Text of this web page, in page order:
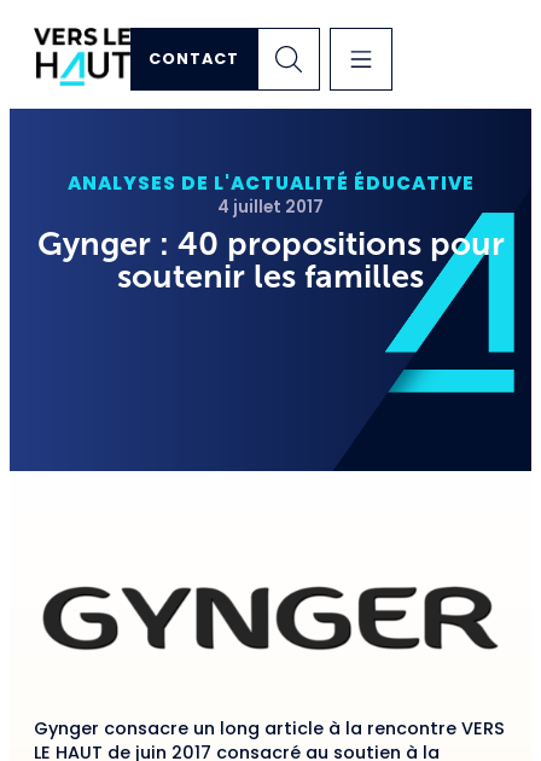
CONTACT
ANALYSES DE L'ACTUALITÉ ÉDUCATIVE
4 juillet 2017
Gynger : 40 propositions pour
soutenir les familles
Gynger consacre un long article à la rencontre VERS
LE HAUT de juin 2017 consacré au soutien à la